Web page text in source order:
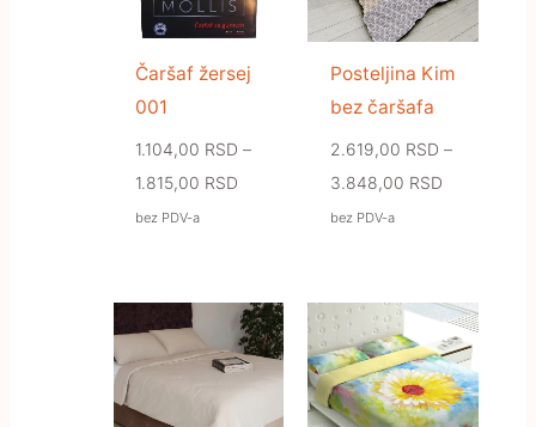
Čaršaf žersej
001
1.104,00 RSD –
1.815,00 RSD
bez PDV-a
Posteljina Kim
bez čaršafa
2.619,00 RSD –
3.848,00 RSD
bez PDV-a